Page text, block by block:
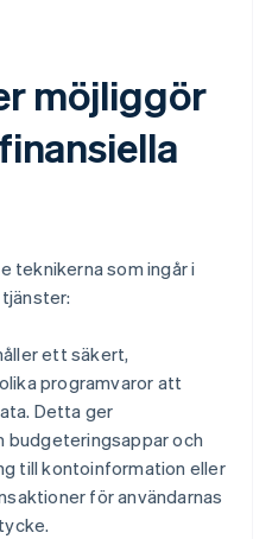
möjliggör
teknikerna som ingår i
ett säkert,
programvaror att
Detta ger
och
till kontoinformation eller
för användarnas